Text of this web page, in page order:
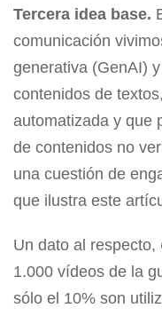
Tercera idea base.
comunicación
generativa (GenAI)
contenidos de
automatizada y que
de contenidos no
una cuestión de
que ilustra este
Un dato al respecto,
1.000 vídeos de la
sólo el 10% son